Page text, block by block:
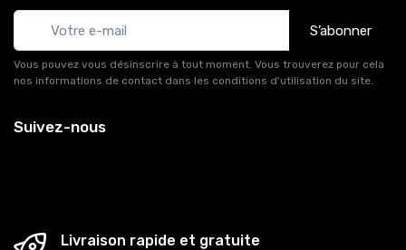
S’abonner
Vous pouvez vous désinscrire à tout moment. Vous trouverez pour cela
nos informations de contact dans les conditions d'utilisation du site.
Suivez-nous
Livraison rapide et gratuite